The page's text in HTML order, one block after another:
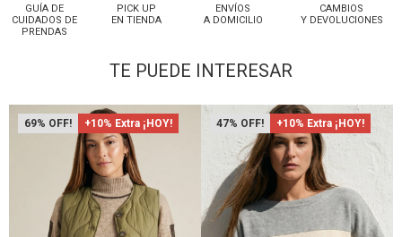
GUÍA DE
CUIDADOS DE
PRENDAS
PICK UP
EN TIENDA
ENVÍOS
A DOMICILIO
CAMBIOS
Y DEVOLUCIONES
TE PUEDE INTERESAR
69 +10% Extra ¡HOY! 47 +10% Extra ¡HOY!